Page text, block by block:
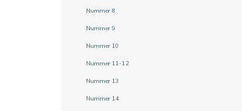
Nummer 8
Nummer 9
Nummer 10
Nummer 11-12
Nummer 13
Nummer 14